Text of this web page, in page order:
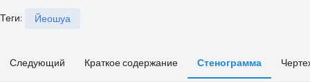
Теги: Йеошуа
Следующий Краткое содержание Стенограмма